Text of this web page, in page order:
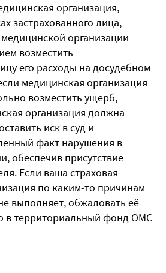
организация,
застрахованного лица,
организации
возместить
его расходы на досудебном
медицинская организация
возместить ущерб,
организация должна
иск в суд и
факт нарушения в
обеспечив присутствие
Если ваша страховая
по каким-то причинам
выполняет, обжаловать её
в территориальный фонд ОМС